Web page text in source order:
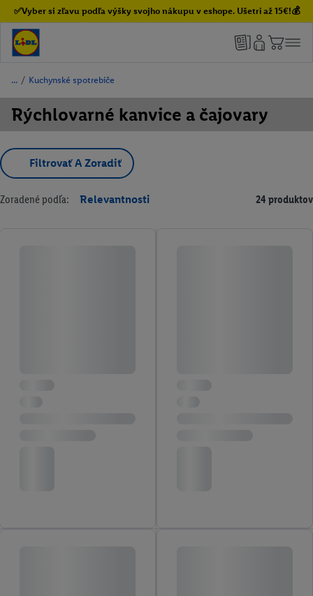
✅Vyber si zľavu podľa výšky svojho nákupu v eshope. Ušetri až 15€!💰
/ Kuchynské spotrebiče
Rýchlovarné kanvice a čajovary
Filtrovať A Zoradiť
Zoradené podľa: Relevantnosti 24 produktov